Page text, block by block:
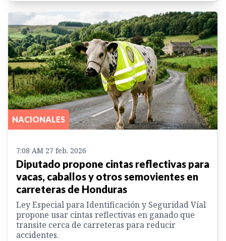
NACIONALES
7:08 AM 27 feb. 2026
Diputado propone cintas reflectivas para
vacas, caballos y otros semovientes en
carreteras de Honduras
Ley Especial para Identificación y Seguridad Víal
propone usar cintas reflectivas en ganado que
transite cerca de carreteras para reducir
accidentes.